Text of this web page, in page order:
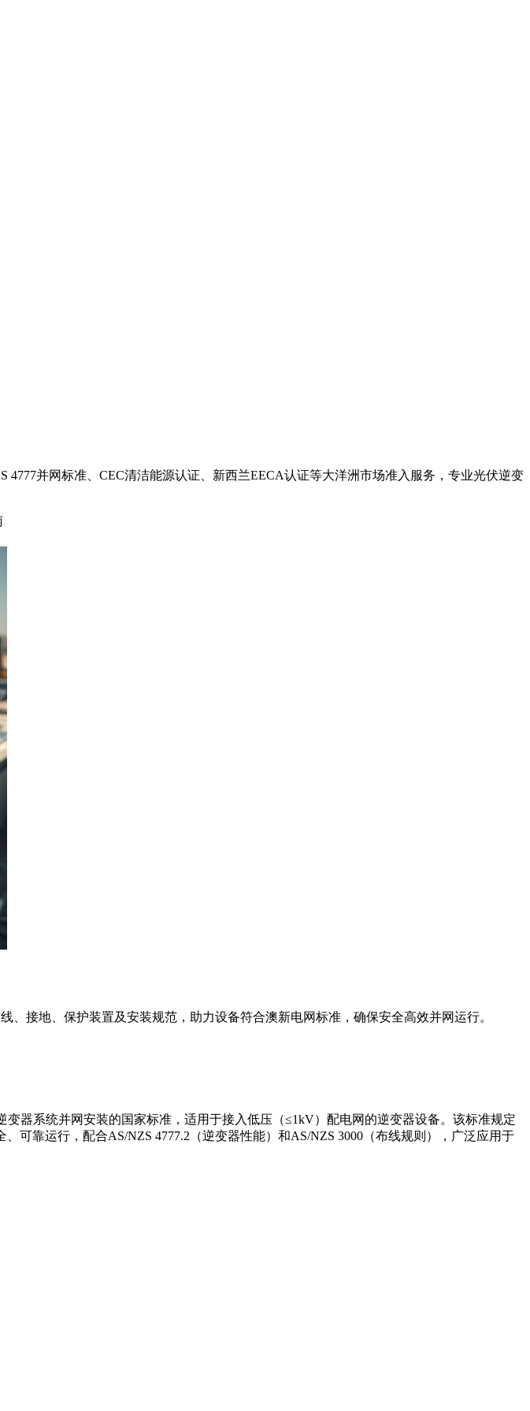
并网标准、CEC清洁能源认证、新西兰EECA认证等大洋洲市场准入服务，专业光伏逆变
接地、保护装置及安装规范，助力设备符合澳新电网标准，确保安全高效并网运行。
器系统并网安装的国家标准，适用于接入低压（≤1kV）配电网的逆变器设备。该标准规定
可靠运行，配合AS/NZS 4777.2（逆变器性能）和AS/NZS 3000（布线规则），广泛应用于